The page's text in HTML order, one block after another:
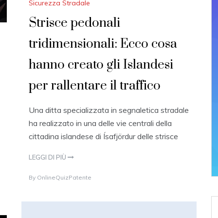
Sicurezza Stradale
Strisce pedonali
tridimensionali: Ecco cosa
hanno creato gli Islandesi
per rallentare il traffico
Una ditta specializzata in segnaletica stradale
ha realizzato in una delle vie centrali della
cittadina islandese di Ísafjördur delle strisce
LEGGI DI PIÙ
1
C
By OnlineQuizPatente